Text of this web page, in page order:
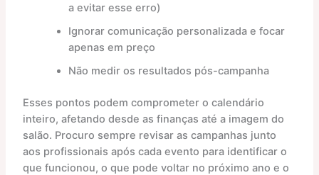
a evitar esse erro)
Ignorar comunicação personalizada e focar
apenas em preço
Não medir os resultados pós-campanha
Esses pontos podem comprometer o calendário
inteiro, afetando desde as finanças até a imagem do
salão. Procuro sempre revisar as campanhas junto
aos profissionais após cada evento para identificar o
que funcionou, o que pode voltar no próximo ano e o